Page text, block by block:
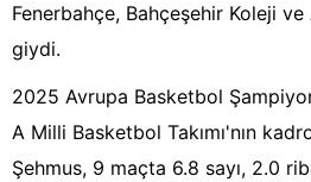
Fenerbahçe, Bahçeşehir Koleji
giydi.
2025 Avrupa Basketbol
A Milli Basketbol Takımı'nın
Şehmus, 9 maçta 6.8 sayı, 2.0